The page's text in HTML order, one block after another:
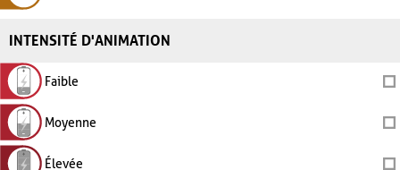
INTENSITÉ D'ANIMATION
Faible
Moyenne
Élevée